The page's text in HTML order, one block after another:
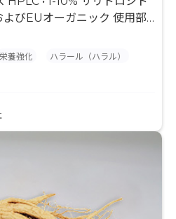
よびEUオーガニック 使用部
栄養強化
ハラール（ハラル）